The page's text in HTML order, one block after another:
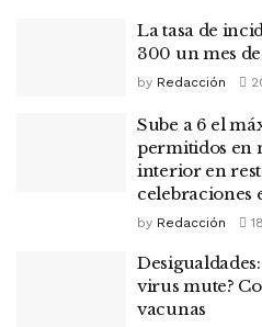
La tasa de
300 un mes
by Redacción
Sube a 6 el
permitidos en
interior en
celebraciones
by Redacción
virus mute?
vacunas